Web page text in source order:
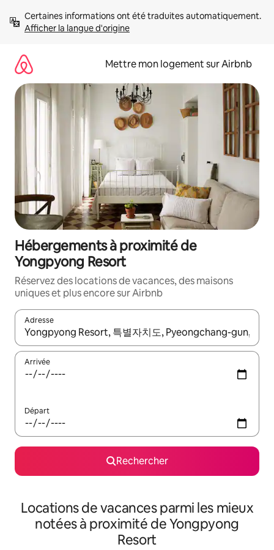
directement
Afficher la langue d'origine
Mettre mon logement sur Airbnb
Hébergements à proximité de
Yongpyong Resort
Réservez des locations de vacances, des maisons
uniques et plus encore sur Airbnb
Adresse
Lorsque les résultats s'affichent, utilisez les flèches vers le
Arrivée
Départ
Rechercher
Locations de vacances parmi les mieux
notées à proximité de Yongpyong
Resort